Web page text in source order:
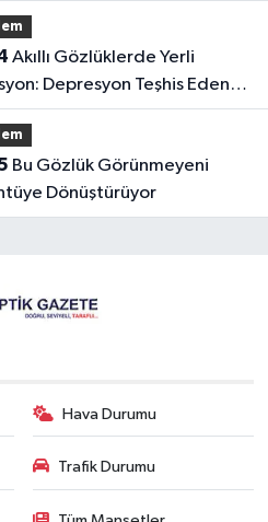
Depresyon Teşhis Eden
Türkpatent Onayı
Dönüştürüyor
Hava Durumu
Trafik Durumu